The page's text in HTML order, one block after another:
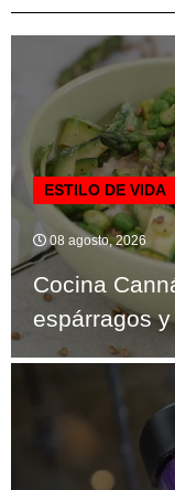
ESTILO DE VIDA
08 agosto, 2026
Cocina
espárragos